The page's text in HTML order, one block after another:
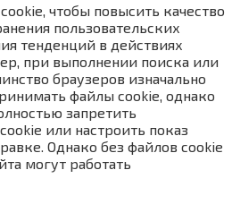
чтобы повысить качество
пользовательских
тенденций в действиях
при выполнении поиска или
браузеров изначально
файлы cookie, однако
запретить
или настроить показ
Однако без файлов cookie
могут работать